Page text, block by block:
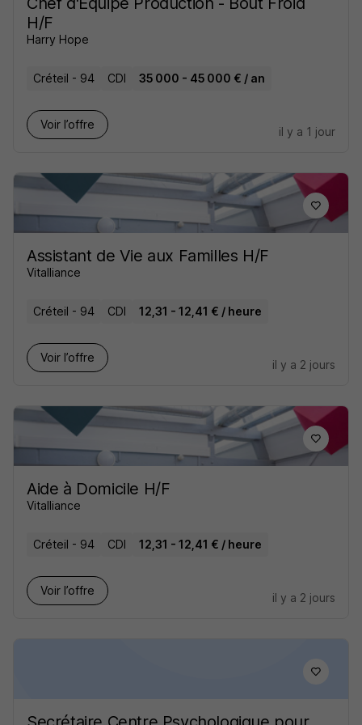
H/F
Harry Hope
Créteil - 94 CDI 35 000 - 45 000 € / an
Voir l’offre
il y a 1 jour
Assistant de Vie aux Familles H/F
Vitalliance
Créteil - 94 CDI 12,31 - 12,41 € / heure
Voir l’offre
il y a 2 jours
Aide à Domicile H/F
Vitalliance
Créteil - 94 CDI 12,31 - 12,41 € / heure
Voir l’offre
il y a 2 jours